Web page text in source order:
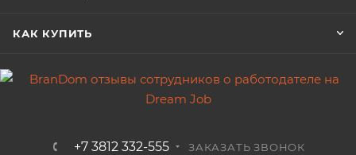
КАК КУПИТЬ
+7 3812 332-555 ЗАКАЗАТЬ ЗВОНОК